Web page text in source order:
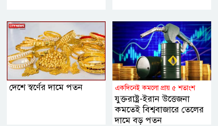
দেশে স্বর্ণের দামে পতন একদিনেই কমলো প্রায় ৫ শতাংশ
যুক্তরাষ্ট্র-ইরান উত্তেজনা
কমতেই বিশ্ববাজারে তেলের
দামে বড় পতন